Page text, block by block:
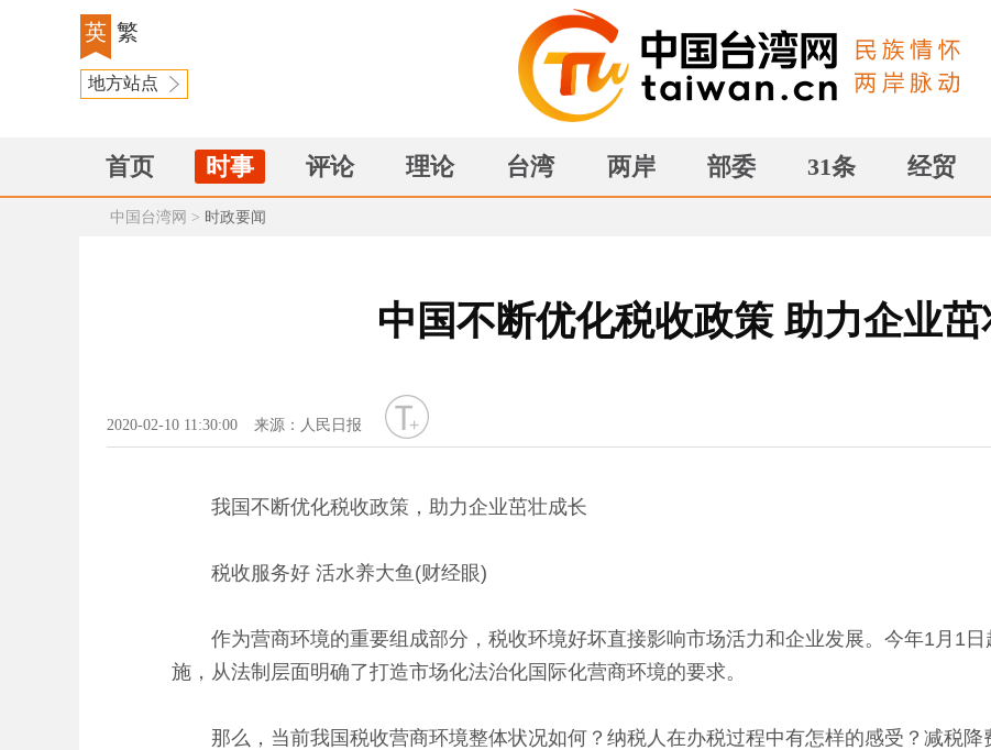
英 繁
地方站点
首页 时事 评论 理论 台湾 两岸 部委 31条 经贸
中国台湾网 > 时政要闻
中国不断优化税收政策 助力企业
2020-02-10 11:30:00 来源：人民日报
字号
我国不断优化税收政策，助力企业茁壮成长
税收服务好 活水养大鱼(财经眼)
作为营商环境的重要组成部分，税收环境好坏直接影响市场活力和企业发展。今年1月1日
施，从法制层面明确了打造市场化法治化国际化营商环境的要求。
那么，当前我国税收营商环境整体状况如何？纳税人在办税过程中有怎样的感受？减税降